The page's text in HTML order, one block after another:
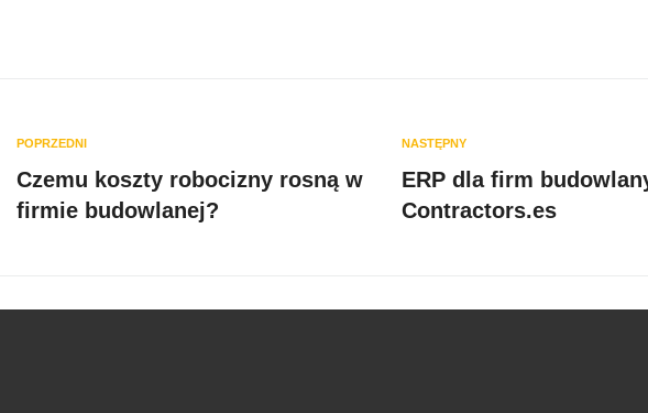
POPRZEDNI
Czemu koszty robocizny rosną w
firmie budowlanej?
NASTĘPNY
ERP dla firm
Contractors.es